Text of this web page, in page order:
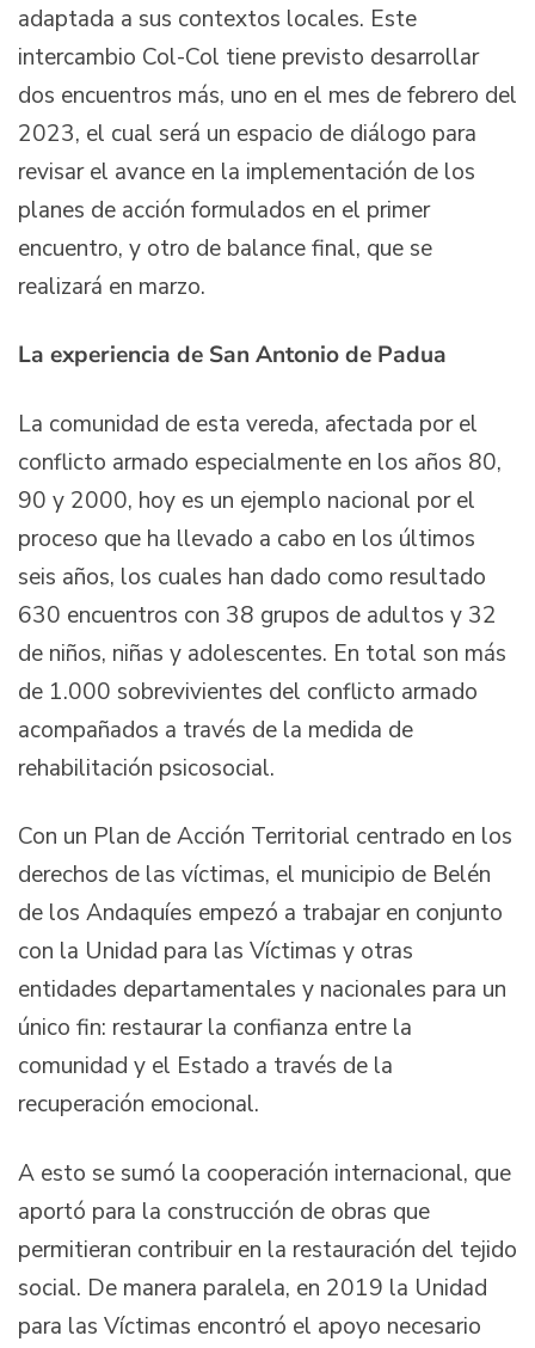
adaptada a sus contextos locales. Este
intercambio Col-Col tiene previsto desarrollar
dos encuentros más, uno en el mes de febrero del
2023, el cual será un espacio de diálogo para
revisar el avance en la implementación de los
planes de acción formulados en el primer
encuentro, y otro de balance final, que se
realizará en marzo.
La experiencia de San Antonio de Padua
La comunidad de esta vereda, afectada por el
conflicto armado especialmente en los años 80,
90 y 2000, hoy es un ejemplo nacional por el
proceso que ha llevado a cabo en los últimos
seis años, los cuales han dado como resultado
630 encuentros con 38 grupos de adultos y 32
de niños, niñas y adolescentes. En total son más
de 1.000 sobrevivientes del conflicto armado
acompañados a través de la medida de
rehabilitación psicosocial.
Con un Plan de Acción Territorial centrado en los
derechos de las víctimas, el municipio de Belén
de los Andaquíes empezó a trabajar en conjunto
con la Unidad para las Víctimas y otras
entidades departamentales y nacionales para un
único fin: restaurar la confianza entre la
comunidad y el Estado a través de la
recuperación emocional.
A esto se sumó la cooperación internacional, que
aportó para la construcción de obras que
permitieran contribuir en la restauración del tejido
social. De manera paralela, en 2019 la Unidad
para las Víctimas encontró el apoyo necesario